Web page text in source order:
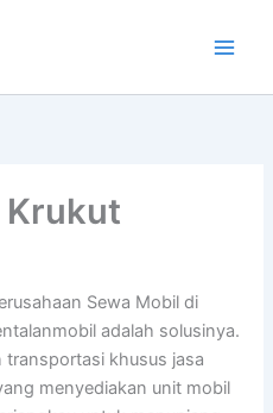
Krukut
Sewa Mobil di
adalah solusinya.
transportasi khusus jasa
menyediakan unit mobil